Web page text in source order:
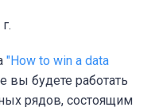
"How to win a data
вы будете работать
рядов, состоящим